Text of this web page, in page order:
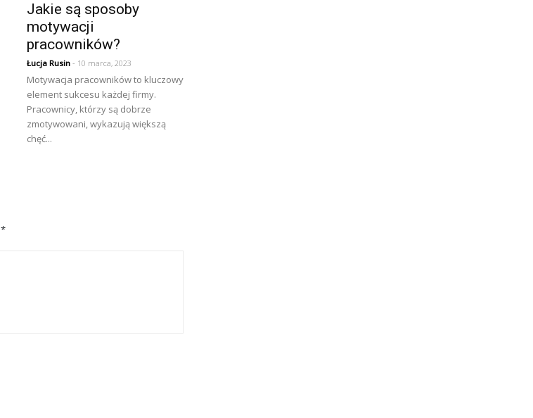
Jakie są sposoby
motywacji
pracowników?
Łucja Rusin- 10 marca, 2023
Motywacja pracowników to kluczowy
element sukcesu każdej firmy.
Pracownicy, którzy są dobrze
zmotywowani, wykazują większą
chęć...
*